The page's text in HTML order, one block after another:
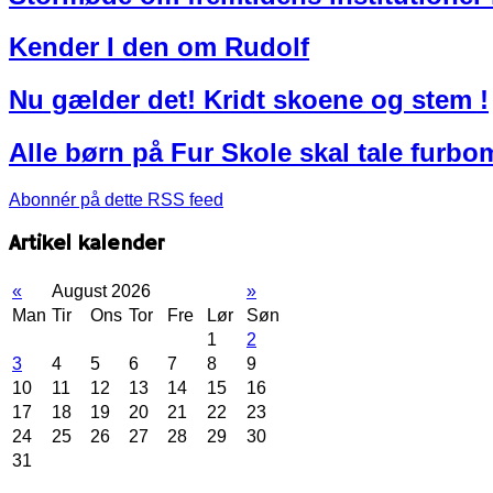
Kender I den om Rudolf
Nu gælder det! Kridt skoene og stem !
Alle børn på Fur Skole skal tale
Abonnér på dette RSS feed
Artikel kalender
« August 2026
»
Man Tir Ons Tor Fre Lør
Søn
1
2
3
4 5 6 7 8
9
10
11 12 13 14 15
16
17
18 19 20 21 22
23
24
25 26 27 28 29
30
31